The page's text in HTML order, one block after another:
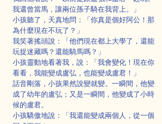
我還曾當馬，讓兩位孫子騎在我背上。」
小孩聽了，天真地問：「你真是個好阿公！那
為什麼現在不玩了？」
我笑著搖頭說：「他們現在都上大學了，還能
玩捉迷藏嗎？還能騎馬嗎？」
小孩靈動地看著我，說：「我會變化！現在你
看看，我能變成盧弘，也能變成盧君！」
話音剛落，小孩果然說變就變。一瞬間，他變
成了幼年的盧弘；又是一瞬間，他變成了小時
候的盧君。
小孩驕傲地說：「我還能變成兩個人，從一個